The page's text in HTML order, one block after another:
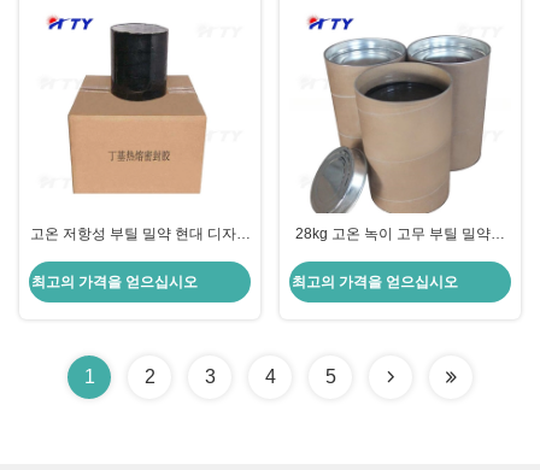
고온 저항성 부틸 밀약 현대 디자인
최고의 가격을 얻으십시오
28kg 고온 녹이 고무 부틸 밀약품
최고의 가격을 얻으십시오
1 2 3 4 5